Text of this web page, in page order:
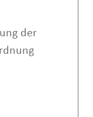
der